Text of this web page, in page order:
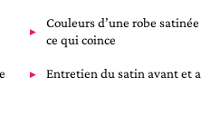
Couleurs d’une robe
ce qui coince
Entretien du satin avant et